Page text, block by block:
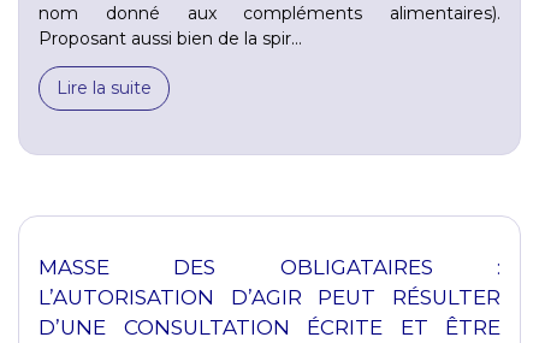
nom donné aux compléments alimentaires).
Proposant aussi bien de la spir...
Lire la suite
MASSE DES OBLIGATAIRES :
L’AUTORISATION D’AGIR PEUT RÉSULTER
D’UNE CONSULTATION ÉCRITE ET ÊTRE